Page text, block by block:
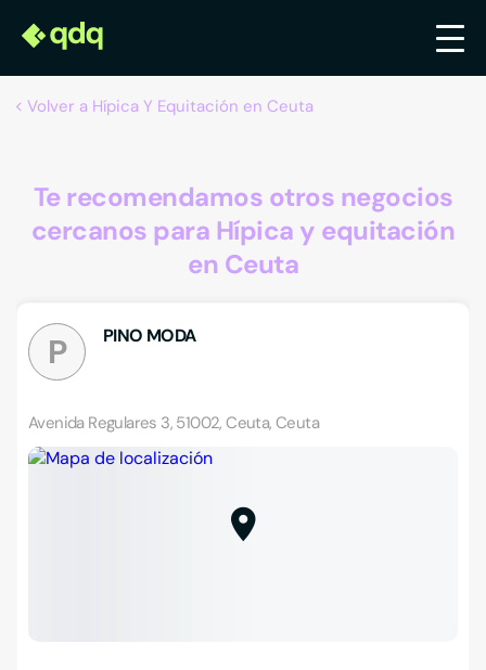
Volver a Hípica Y Equitación en Ceuta
Te recomendamos otros negocios
cercanos para Hípica y equitación
en Ceuta
P PINO MODA
Avenida Regulares 3, 51002, Ceuta, Ceuta